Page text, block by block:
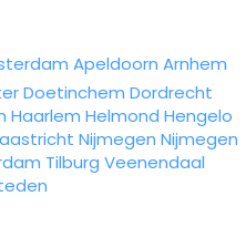
Apeldoorn Arnhem
Doetinchem Dordrecht
Haarlem Helmond Hengelo
Nijmegen Nijmegen
Tilburg Veenendaal